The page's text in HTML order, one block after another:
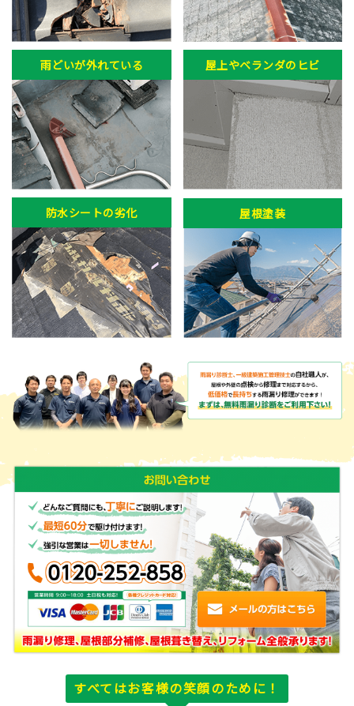
雨どいが外れている 屋上やベランダのヒビ
防水シートの劣化 屋根塗装
すべてはお客様の笑顔のために！